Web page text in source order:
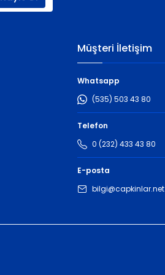
Müşteri İletişim
Whatsapp
(535) 503 43 80
Telefon
0 (232) 433 43 80
E-posta
bilgi@capkinlar.net